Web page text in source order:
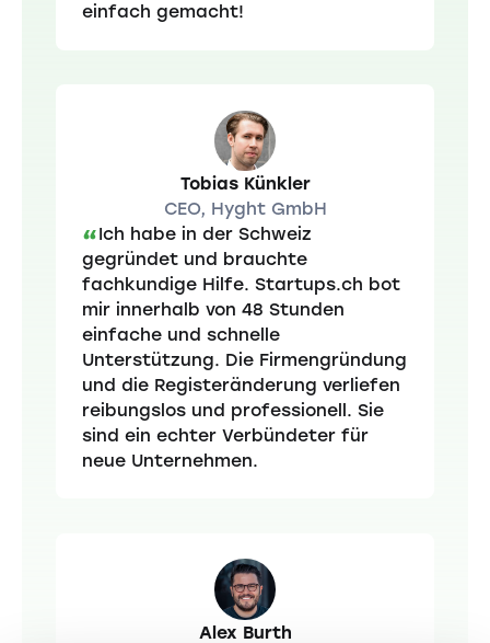
einfach gemacht!
Tobias Künkler
CEO, Hyght GmbH
“Ich habe in der Schweiz
gegründet und brauchte
fachkundige Hilfe. Startups.ch bot
mir innerhalb von 48 Stunden
einfache und schnelle
Unterstützung. Die Firmengründung
und die Registeränderung verliefen
reibungslos und professionell. Sie
sind ein echter Verbündeter für
neue Unternehmen.
Alex Burth